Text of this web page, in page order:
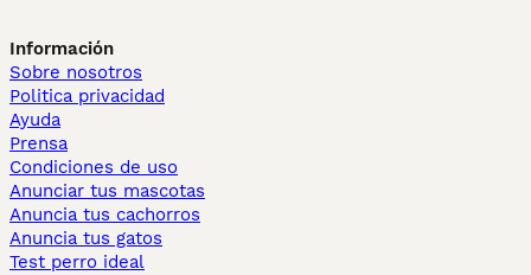
Información
Sobre nosotros
Politica privacidad
Ayuda
Prensa
Condiciones de uso
Anunciar tus mascotas
Anuncia tus cachorros
Anuncia tus gatos
Test perro ideal